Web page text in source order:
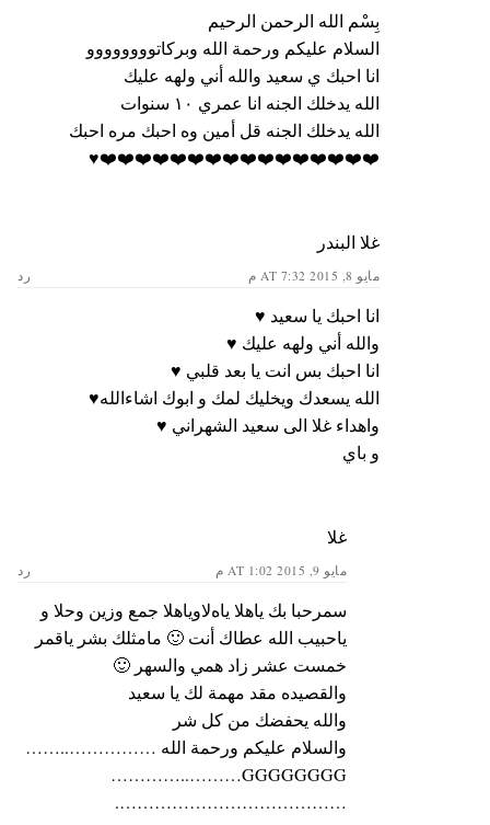
بِسْم الله الرحمن الرحيم
السلام عليكم ورحمة الله وبركاتوووووووو
انا احبك ي سعيد والله أني ولهه عليك
الله يدخلك الجنه انا عمري ١٠ سنوات
الله يدخلك الجنه قل أمين وه احبك مره احبك
❤️❤️❤️❤️❤️❤️❤️❤️❤️❤️❤️❤️❤️❤️❤️❤️♥️
غلا البندر
مايو 8, 2015 AT 7:32 م رد
انا احبك يا سعيد ♥️
والله أني ولهه عليك ♥️
انا احبك بس انت يا بعد قلبي ♥️
الله يسعدك ويخليك لمك و ابوك اشاءالله♥️
واهداء غلا الى سعيد الشهراني ♥️
و باي
غلا
مايو 9, 2015 AT 1:02 م رد
سمرحبا بك ياهلا ياهﻻوياهلا جمع وزين وحلا و
ياحبيب الله عطاك أنت 🙂 مامثلك بشر ياقمر
خمست عشر زاد همي والسهر 🙂
والقصيده مقد مهمة لك يا سعيد
والله يحفضك من كل شر
والسلام عليكم ورحمة الله ……………..……
GGGGGGGG………..…………
………………………………….